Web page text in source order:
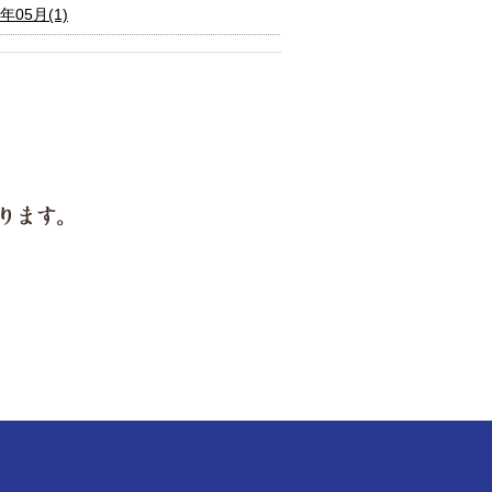
05月(1)